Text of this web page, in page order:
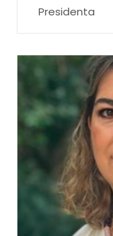
Presidenta